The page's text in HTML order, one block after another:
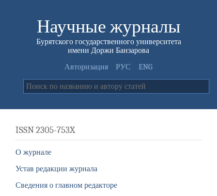
Научные журналы
Бурятского государственного университета
имени Доржи Банзарова
Авторизация
РУС ENG
ISSN 2305-753X
О журнале
Устав редакции журнала
Сведения о главном редакторе